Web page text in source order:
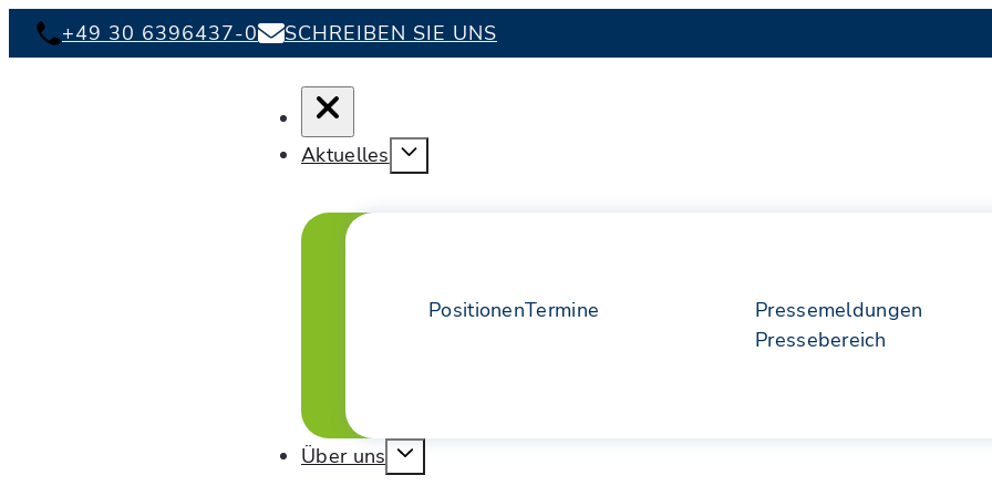
+49 30 6396437-0 SCHREIBEN SIE UNS
Aktuelles
PositionenTermine
Pressemeldungen
Pressebereich
Über uns